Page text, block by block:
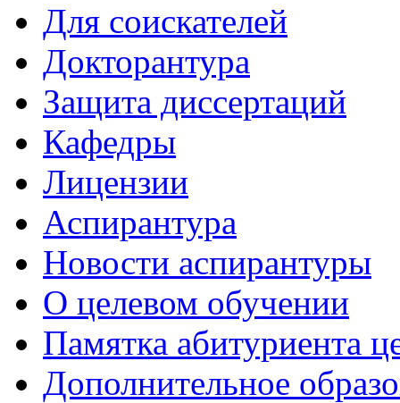
Для соискателей
Докторантура
Защита диссертаций
Кафедры
Лицензии
Аспирантура
Новости аспирантуры
О целевом обучении
Памятка абитуриента
Дополнительное